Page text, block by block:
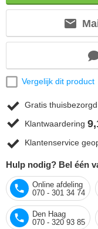
Vergelijk dit product
Gratis
Klantwaardering
Klantenservice
Hulp nodig? Bel één
Online afdeling
070 - 301 34 74
Den Haag
070 - 320 93 85